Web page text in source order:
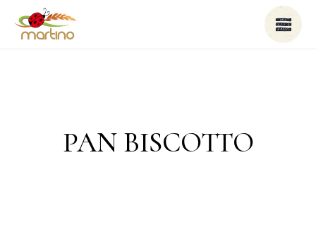
PAN BISCOTTO